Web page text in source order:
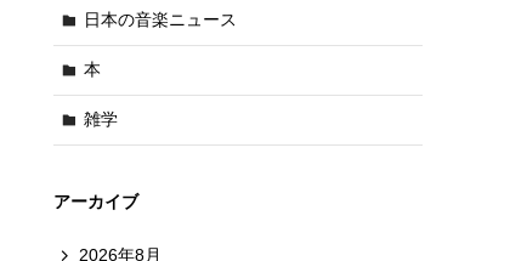
日本の音楽ニュース
本
雑学
アーカイブ
2026年8月